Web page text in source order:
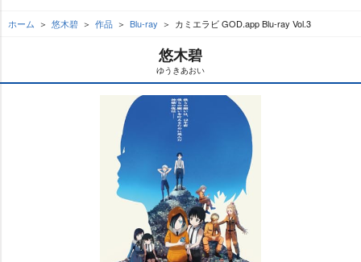
ホーム 悠木碧 作品 Blu-ray カミエラビ GOD.app Blu-ray Vol.3
悠木碧
ゆうきあおい